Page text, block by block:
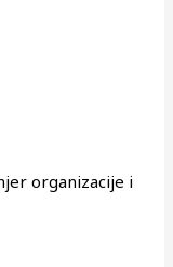
organizacije i